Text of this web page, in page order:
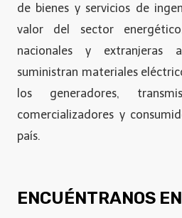
de bienes y servicios de
valor del sector
nacionales y extranjeras
suministran materiales
los generadores,
comercializadores y
país.
ENCUÉNTRANOS EN